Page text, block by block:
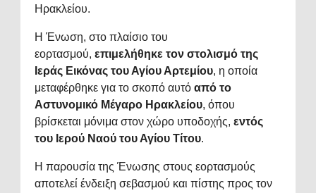
Ηρακλείου.
Η Ένωση, στο πλαίσιο του
εορτασμού, επιμελήθηκε τον στολισμό της
Ιεράς Εικόνας του Αγίου Αρτεμίου, η οποία
μεταφέρθηκε για το σκοπό αυτό από το
Αστυνομικό Μέγαρο Ηρακλείου, όπου
βρίσκεται μόνιμα στον χώρο υποδοχής, εντός
του Ιερού Ναού του Αγίου Τίτου.
Η παρουσία της Ένωσης στους εορτασμούς
αποτελεί ένδειξη σεβασμού και πίστης προς τον